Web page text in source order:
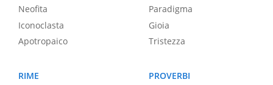
Neofita
Iconoclasta
Apotropaico
Paradigma
Gioia
Tristezza
RIME
PROVERBI